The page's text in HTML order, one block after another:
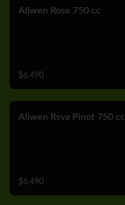
Aliwen Rose 750 cc
$6.490
Aliwen Rsva Pinot 750 cc
$6.490